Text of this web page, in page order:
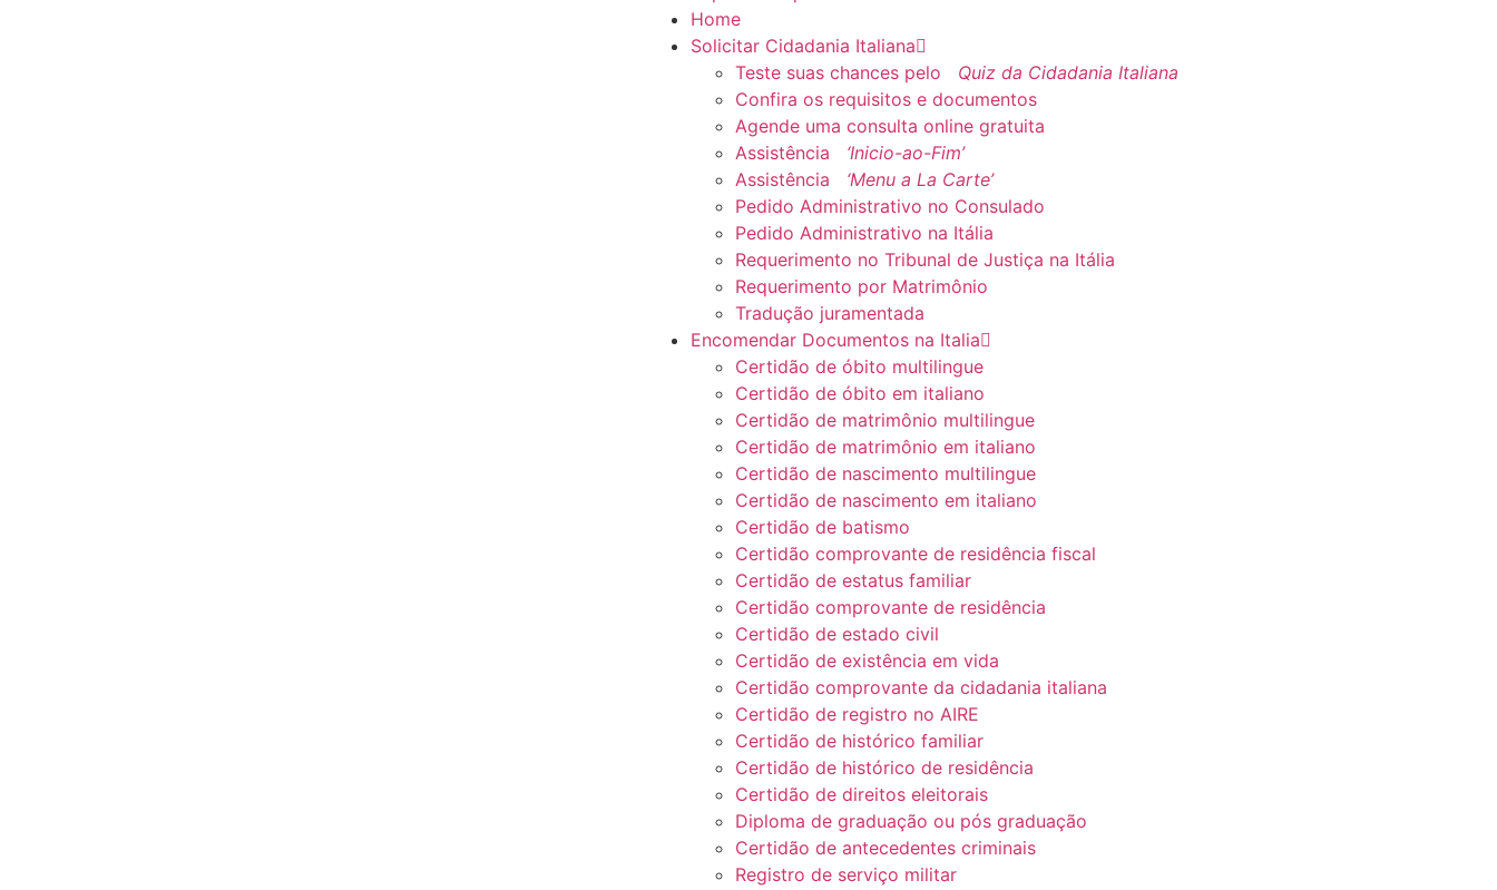
Home
Solicitar Cidadania Italiana
Teste suas chances pelo Quiz da Cidadania Italiana
Confira os requisitos e documentos
Agende uma consulta online gratuita
Assistência ‘Inicio-ao-Fim’
Assistência ‘Menu a La Carte’
Pedido Administrativo no Consulado
Pedido Administrativo na Itália
Requerimento no Tribunal de Justiça na Itália
Requerimento por Matrimônio
Tradução juramentada
Encomendar Documentos na Italia
Certidão de óbito multilingue
Certidão de óbito em italiano
Certidão de matrimônio multilingue
Certidão de matrimônio em italiano
Certidão de nascimento multilingue
Certidão de nascimento em italiano
Certidão de batismo
Certidão comprovante de residência fiscal
Certidão de estatus familiar
Certidão comprovante de residência
Certidão de estado civil
Certidão de existência em vida
Certidão comprovante da cidadania italiana
Certidão de registro no AIRE
Certidão de histórico familiar
Certidão de histórico de residência
Certidão de direitos eleitorais
Diploma de graduação ou pós graduação
Certidão de antecedentes criminais
Registro de serviço militar